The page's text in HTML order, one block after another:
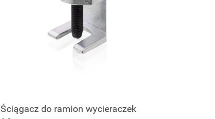
Ściągacz do ramion wycieraczek